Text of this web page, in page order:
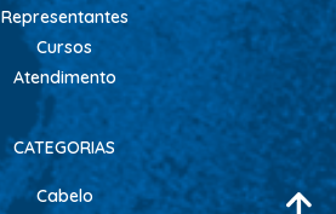
Representantes
Cursos
Atendimento
CATEGORIAS
Cabelo